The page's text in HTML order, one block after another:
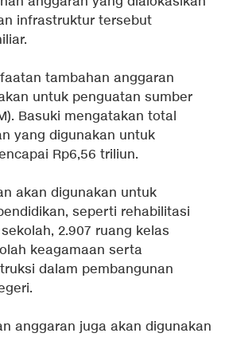
infrastruktur tersebut
tambahan anggaran
untuk penguatan sumber
Basuki mengatakan total
yang digunakan untuk
Rp6,56 triliun.
akan digunakan untuk
seperti rehabilitasi
2.907 ruang kelas
keagamaan serta
dalam pembangunan
anggaran juga akan digunakan